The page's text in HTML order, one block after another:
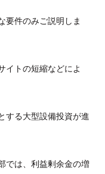
要件のみご説明しま
イトの短縮などによ
する大型設備投資が進
では、利益剰余金の増